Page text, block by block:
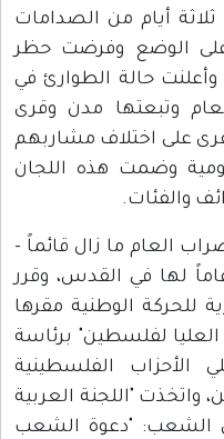
أيام من الصدامات
على الوضع وفرضت حظر
وأعلنت حالة الطوارئ في
وتبعتها مدن وقرى
على اختلاف مشاربهم
وضمت هذه اللجان
والفئات.
العام ما زال قائماً -
لها في القدس، وقرر
للحركة الوطنية مقرها
العليا لفلسطين" برئاسة
الأحزاب الفلسطينية
واتخذت "اللجنة العربية
على الشعب: "دعوة الشعب